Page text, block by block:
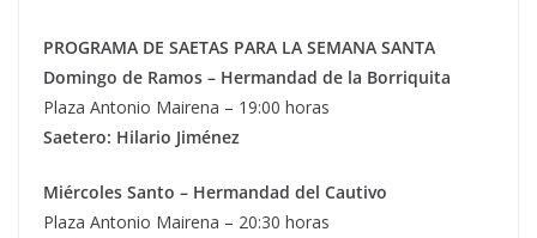
PROGRAMA DE SAETAS PARA LA SEMANA SANTA
Domingo de Ramos – Hermandad de la Borriquita
Plaza Antonio Mairena – 19:00 horas
Saetero: Hilario Jiménez
Miércoles Santo – Hermandad del Cautivo
Plaza Antonio Mairena – 20:30 horas